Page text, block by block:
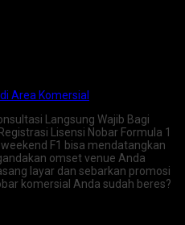
Area Komersial
Langsung Wajib Bagi
Lisensi Nobar Formula 1
F1 bisa mendatangkan
omset venue Anda
layar dan sebarkan promosi
komersial Anda sudah beres?